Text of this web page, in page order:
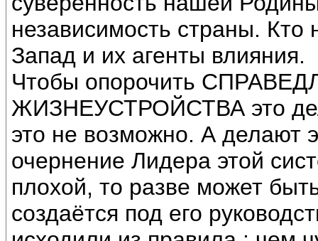
независимость страны. Кто
Запад и их агенты влияния.
Чтобы опорочить
ЖИЗНЕУСТРОЙСТВА это
это не возможно. А делают
очернение Лидера этой
плохой, то разве может
создаётся под его